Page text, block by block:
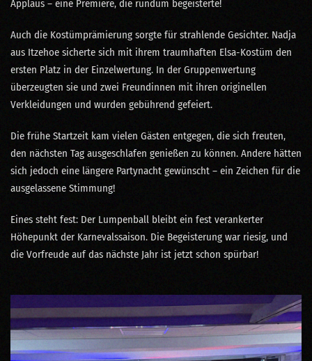
Applaus – eine Premiere, die rundum begeisterte!
Auch die Kostümprämierung sorgte für strahlende Gesichter. Nadja
aus Itzehoe sicherte sich mit ihrem traumhaften Elsa-Kostüm den
ersten Platz in der Einzelwertung. In der Gruppenwertung
überzeugten sie und zwei Freundinnen mit ihren originellen
Verkleidungen und wurden gebührend gefeiert.
Die frühe Startzeit kam vielen Gästen entgegen, die sich freuten,
den nächsten Tag ausgeschlafen genießen zu können. Andere hätten
sich jedoch eine längere Partynacht gewünscht – ein Zeichen für die
ausgelassene Stimmung!
Eines steht fest: Der Lumpenball bleibt ein fest verankerter
Höhepunkt der Karnevalssaison. Die Begeisterung war riesig, und
die Vorfreude auf das nächste Jahr ist jetzt schon spürbar!